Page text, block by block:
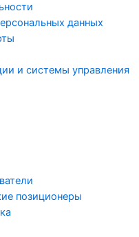
данных
и системы управления
позиционеры